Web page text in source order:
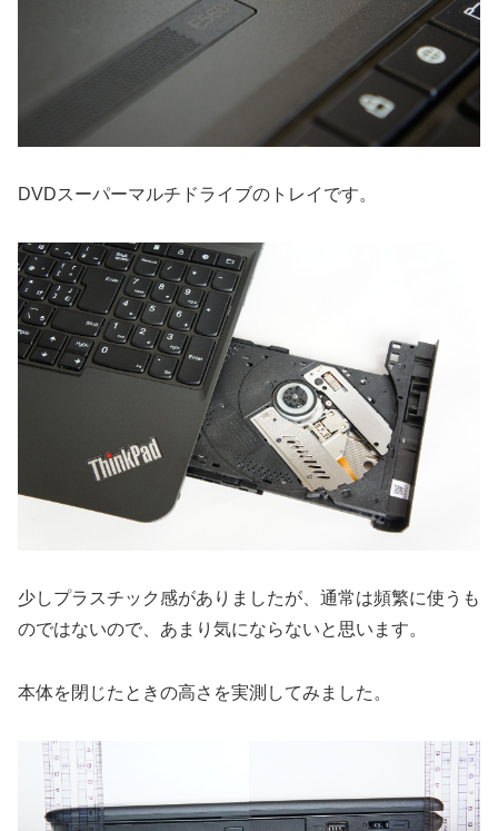
DVDスーパーマルチドライブのトレイです。
少しプラスチック感がありましたが、通常は頻繁に使うも
のではないので、あまり気にならないと思います。
本体を閉じたときの高さを実測してみました。